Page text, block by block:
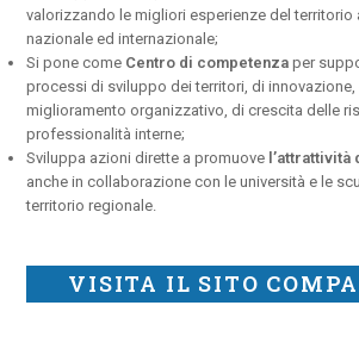
valorizzando le migliori esperienze del territorio
nazionale ed internazionale;
Si pone come Centro di competenza per
processi di sviluppo dei territori, di
miglioramento organizzativo, di crescita delle
professionalità interne;
Sviluppa azioni dirette a promuove
anche in collaborazione con le università e le
territorio regionale.
VISITA IL SITO COMPA